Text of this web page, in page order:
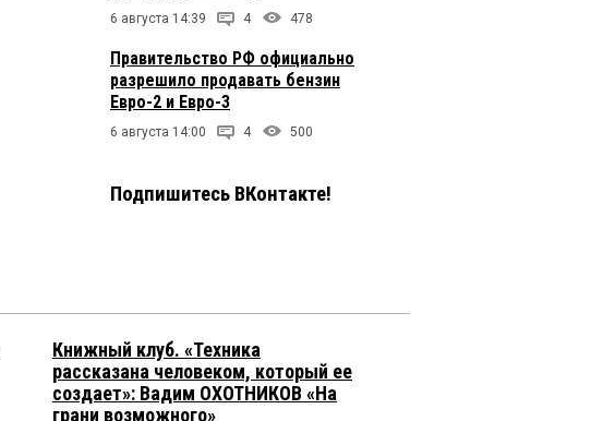
6 августа 14:39 4 478
Правительство РФ официально
разрешило продавать бензин
Евро-2 и Евро-3
6 августа 14:00 4 500
Подпишитесь ВКонтакте!
Книжный клуб. «Техника
рассказана человеком, который ее
создает»: Вадим ОХОТНИКОВ «На
грани возможного»